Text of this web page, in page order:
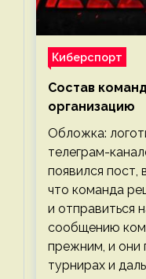
Киберспорт
Состав
организацию
Обложка:
телеграм-
появился пост,
что команда
и отправиться
сообщению
прежним, и они
турнирах и